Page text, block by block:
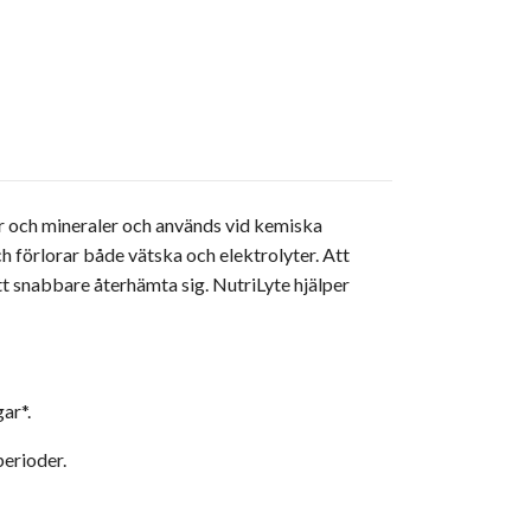
mineraler och används vid kemiska
förlorar både vätska och elektrolyter. Att
återhämta sig. NutriLyte hjälper